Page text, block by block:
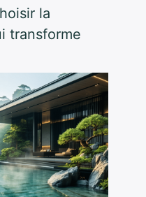
la
transforme